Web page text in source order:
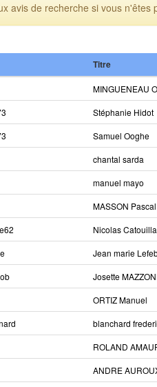
avis de recherche si vous n'êtes
Titre
MINGUENEAU
Stéphanie Hidot
Samuel Ooghe
chantal sarda
manuel mayo
MASSON Pascal
Nicolas
Jean marie
Josette
ORTIZ Manuel
blanchard
ROLAND
ANDRE